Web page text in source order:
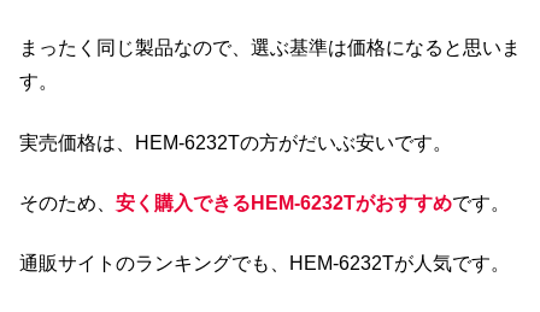
まったく同じ製品なので、選ぶ基準は価格になると思いま
す。
実売価格は、HEM-6232Tの方がだいぶ安いです。
そのため、 安く購入できるHEM-6232Tがおすすめです。
通販サイトのランキングでも、HEM-6232Tが人気です。